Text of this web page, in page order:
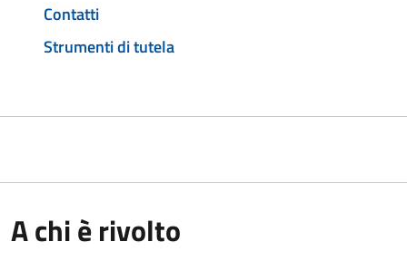
Contatti
Strumenti di tutela
A chi è rivolto